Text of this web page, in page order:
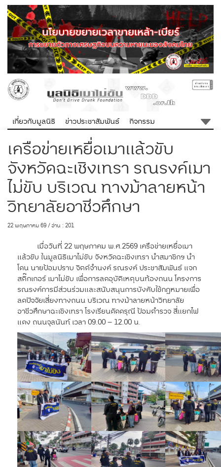
เกี่ยวกับมูลนิธิ ข่าวประชาสัมพันธ์ กิจกรรม
เครือข่ายเหยื่อเมาแล้วขับ
จังหวัดฉะเชิงเทรา รณรงค์เมา
ไม่ขับ บริเวณ ทางม้าลายหน้า
วิทยาลัยอาชีวศึกษา
22 พฤษภาคม 69 / อ่าน : 201
เมื่อวันที่ 22 พฤษภาคม พ.ศ.2569 เครือข่ายเหยื่อเมา
แล้วขับ ในมูลนิธิเมาไม่ขับ จังหวัดฉะเชิงเทรา นำสมาชิกฯ นำ
โดน นายป้อมปราบ จิตต์จำนงค์ รณรงค์ ประชาสัมพันธ์ แจก
สติ๊กเกอร์ เมาไม่ขับ เพื่อการลดอุบัติเหตุบนท้องถนน โครงการ
รณรงค์การมีส่วนร่วมและสนับสนุนการบังคับใช้กฎหมายเพื่อ
ลดปัจจัยเสี่ยงทางถนน บริเวณ ทางม้าลายหน้าวิทยาลัย
อาชีวศึกษาฉะเชิงเทรา โรงเรียนดัดดรุณี ป้อมตำรวจ สี่แยกไฟ
แดง ถนนจุลนันท์ เวลา 09.00 – 12.00 น.